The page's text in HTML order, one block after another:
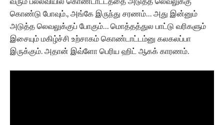
கொண்டு போவும்., அங்கே இருந்து சரணம்… அது இன்னும்
அடுத்த லெவலுக்குப் போகும்… மொத்தத்துல பாட்டு வரிகளும்
இசையும் மகிழ்ச்சி உற்சாகம் கொண்டாட்டம்னு கலகலப்பா
இருக்கும். அதான் இவ்ளோ பெரிய ஹிட் ஆகக் காரணம்.